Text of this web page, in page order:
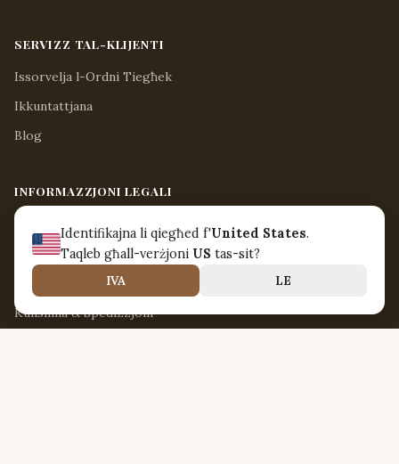
Identifikajna li qiegħed f'United States.
Taqleb għall-verżjoni US tas-sit?
IVA
LE
SERVIZZ TAL-KLIJENTI
Issorvelja l-Ordni Tiegħek
Ikkuntattjana
Blog
INFORMAZZJONI LEGALI
Avviż Legali
Termini ta' Użu
Politika ta' Ritorn u Rifużjoni
Kunsinna & Spedizzjoni